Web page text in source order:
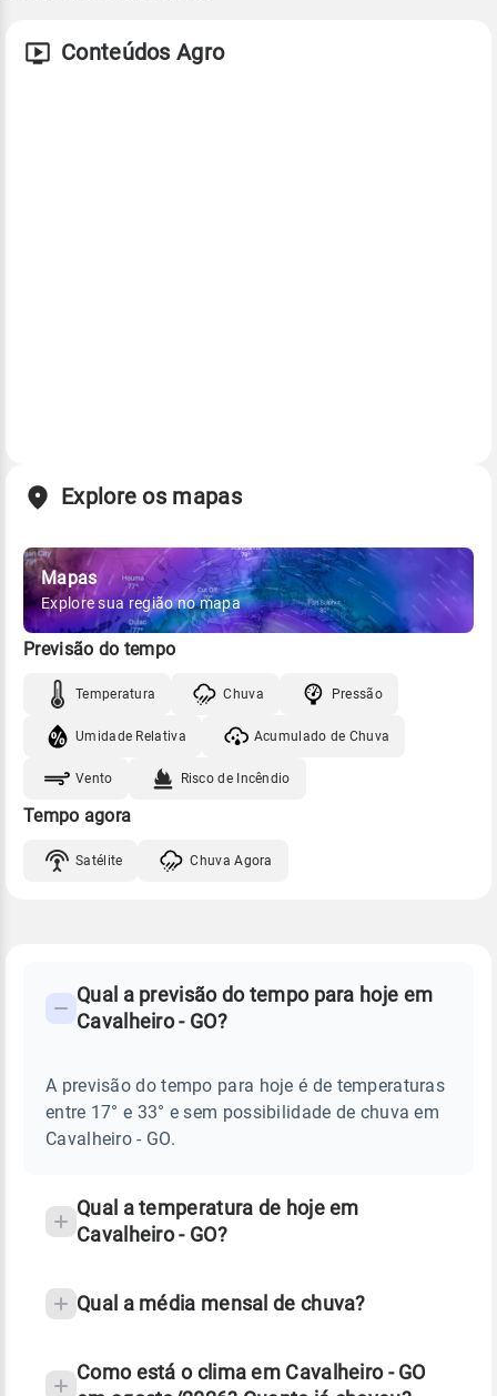
Conteúdos Agro
Explore os mapas
Mapas
Explore sua região no mapa
Previsão do tempo
Temperatura Chuva Pressão
Umidade Relativa Acumulado de Chuva
Vento Risco de Incêndio
Tempo agora
Satélite Chuva Agora
PREVISÃO
TEMPO
CAVALHEIRO
Perguntas
sobre
chuva
Qual a previsão do tempo para hoje em
Cavalheiro - GO?
A previsão do tempo para hoje é de temperaturas
entre 17° e 33° e sem possibilidade de chuva em
Cavalheiro - GO.
Qual a temperatura de hoje em
Cavalheiro - GO?
Qual a média mensal de chuva?
Como está o clima em Cavalheiro - GO